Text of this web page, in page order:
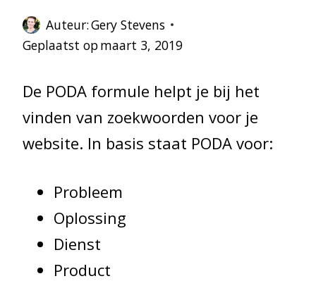
Auteur:Gery Stevens
Geplaatst opmaart 3, 2019
De PODA formule helpt je bij het
vinden van zoekwoorden voor je
website. In basis staat PODA voor:
Probleem
Oplossing
Dienst
Product